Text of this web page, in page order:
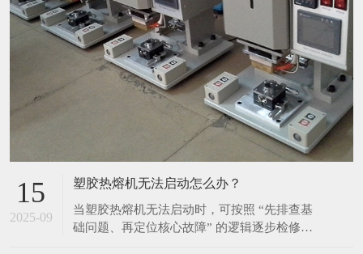
15
2025-09
塑胶热熔机无法启动怎么办？
当塑胶热熔机无法启动时，可按照 “先排查基
础问题、再定位核心故障” 的逻辑逐步检修，